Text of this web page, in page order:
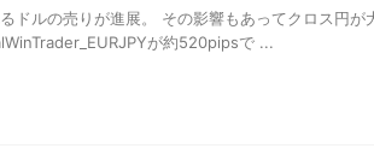
ドルの売りが進展。 その影響もあってクロス円が
が約520pipsで ...